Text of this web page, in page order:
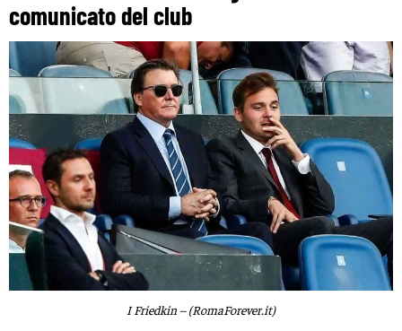
comunicato del club
I Friedkin – (RomaForever.it)